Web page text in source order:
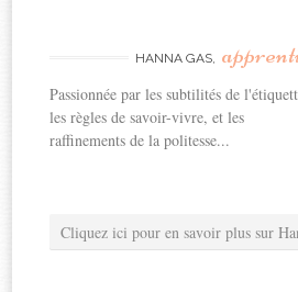
HANNA GAS,
Passionnée par les subtilités de
les règles de savoir-vivre, et les
raffinements de la politesse...
Cliquez ici pour en savoir plus sur